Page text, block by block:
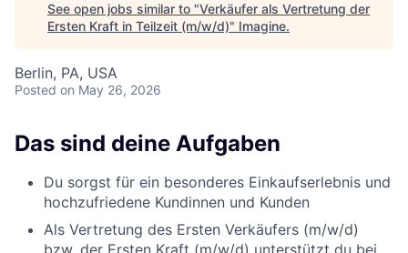
See open jobs similar to "Verkäufer als Vertretung der
Ersten Kraft in Teilzeit (m/w/d)" Imagine.
Berlin, PA, USA
Posted on May 26, 2026
Das sind deine Aufgaben
Du sorgst für ein besonderes Einkaufserlebnis und
hochzufriedene Kundinnen und Kunden
Als Vertretung des Ersten Verkäufers (m/w/d)
bzw. der Ersten Kraft (m/w/d) unterstützt du bei